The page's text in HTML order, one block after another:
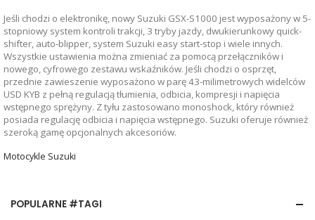
Jeśli chodzi o elektronikę, nowy Suzuki GSX-S1000 jest wyposażony w 5-
stopniowy system kontroli trakcji, 3 tryby jazdy, dwukierunkowy quick-
shifter, auto-blipper, system Suzuki easy start-stop i wiele innych.
Wszystkie ustawienia można zmieniać za pomocą przełączników i
nowego, cyfrowego zestawu wskaźników. Jeśli chodzi o osprzęt,
przednie zawieszenie wyposażono w parę 43-milimetrowych widelców
USD KYB z pełną regulacją tłumienia, odbicia, kompresji i napięcia
wstępnego sprężyny. Z tyłu zastosowano monoshock, który również
posiada regulację odbicia i napięcia wstępnego. Suzuki oferuje również
szeroką gamę opcjonalnych akcesoriów.
Motocykle Suzuki
POPULARNE #TAGI